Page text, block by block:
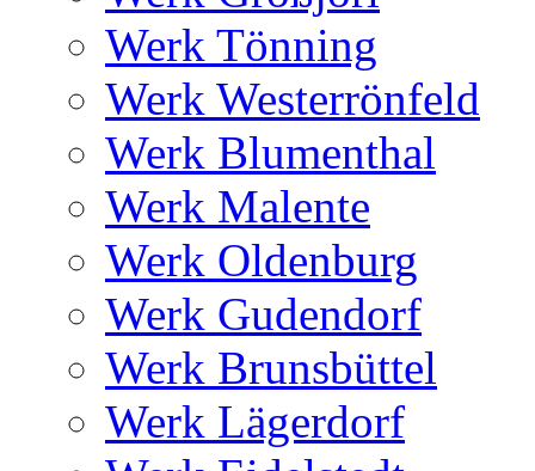
Werk Tönning
Werk Westerrönfeld
Werk Blumenthal
Werk Malente
Werk Oldenburg
Werk Gudendorf
Werk Brunsbüttel
Werk Lägerdorf